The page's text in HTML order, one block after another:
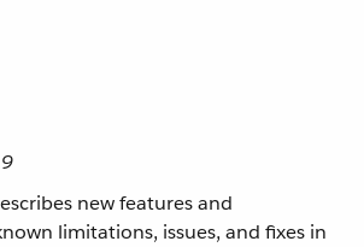
new features and
limitations, issues, and fixes in